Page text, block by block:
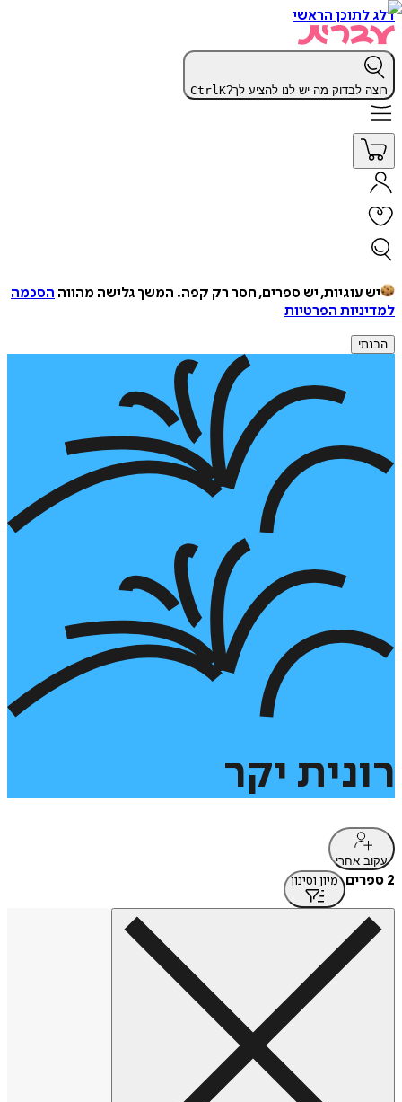
דלג לתוכן הראשי
רוצה לבדוק מה יש לנו להציע לך? CtrlK
יש עוגיות, יש ספרים, חסר רק קפה. המשך גלישה מהווה הסכמה
למדיניות הפרטיות
הבנתי
רונית יקר
עקוב אחרי
2 ספרים מיון וסינון